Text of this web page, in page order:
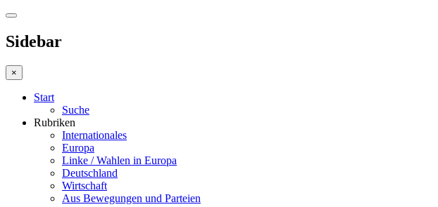
Sidebar
×
Start
Suche
Rubriken
Internationales
Europa
Linke / Wahlen in Europa
Deutschland
Wirtschaft
Aus Bewegungen und Parteien